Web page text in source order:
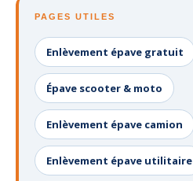
PAGES UTILES
Enlèvement épave gratuit
Épave scooter & moto
Enlèvement épave camion
Enlèvement épave utilitaire